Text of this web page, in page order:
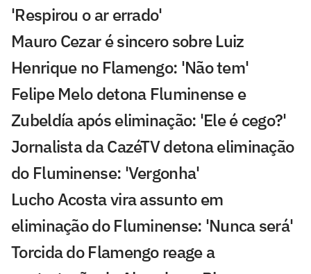
'Respirou o ar errado'
Mauro Cezar é sincero sobre Luiz
Henrique no Flamengo: 'Não tem'
Felipe Melo detona Fluminense e
Zubeldía após eliminação: 'Ele é cego?'
Jornalista da CazéTV detona eliminação
do Fluminense: 'Vergonha'
Lucho Acosta vira assunto em
eliminação do Fluminense: 'Nunca será'
Torcida do Flamengo reage a